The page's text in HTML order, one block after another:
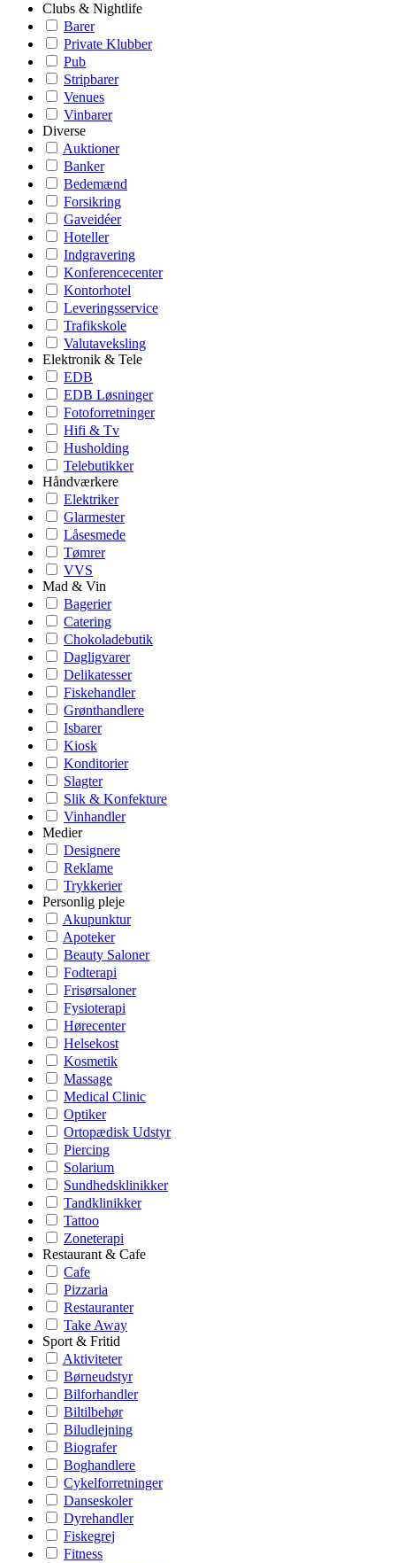
Clubs & Nightlife
Barer
Private Klubber
Pub
Stripbarer
Venues
Vinbarer
Diverse
Auktioner
Banker
Bedemænd
Forsikring
Gaveidéer
Hoteller
Indgravering
Konferencecenter
Kontorhotel
Leveringsservice
Trafikskole
Valutaveksling
Elektronik & Tele
EDB
EDB Løsninger
Fotoforretninger
Hifi & Tv
Husholding
Telebutikker
Håndværkere
Elektriker
Glarmester
Låsesmede
Tømrer
VVS
Mad & Vin
Bagerier
Catering
Chokoladebutik
Dagligvarer
Delikatesser
Fiskehandler
Grønthandlere
Isbarer
Kiosk
Konditorier
Slagter
Slik & Konfekture
Vinhandler
Medier
Designere
Reklame
Trykkerier
Personlig pleje
Akupunktur
Apoteker
Beauty Saloner
Fodterapi
Frisørsaloner
Fysioterapi
Hørecenter
Helsekost
Kosmetik
Massage
Medical Clinic
Optiker
Ortopædisk Udstyr
Piercing
Solarium
Sundhedsklinikker
Tandklinikker
Tattoo
Zoneterapi
Restaurant & Cafe
Cafe
Pizzaria
Restauranter
Take Away
Sport & Fritid
Aktiviteter
Børneudstyr
Bilforhandler
Biltilbehør
Biludlejning
Biografer
Boghandlere
Cykelforretninger
Danseskoler
Dyrehandler
Fiskegrej
Fitness